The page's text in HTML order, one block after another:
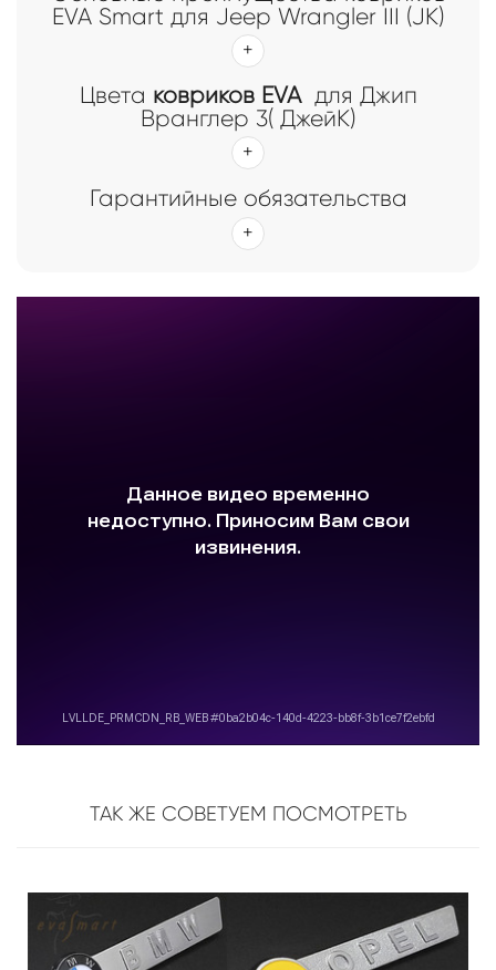
EVA Smart для Jeep Wrangler III (JK)
Цвета ковриков EVAдля Джип
Вранглер 3( ДжейК)
Гарантийные обязательства
ТАК ЖЕ СОВЕТУЕМ ПОСМОТРЕТЬ